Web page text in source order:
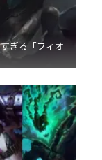
ぎる「フィオ